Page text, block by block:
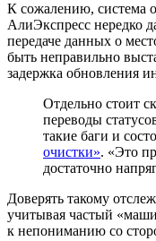
К сожалению, система
АлиЭкспресс нередко
передаче данных о
быть неправильно
задержка обновления
Отдельно стоит
переводы
такие баги и
очистки». «Это
достаточно
Доверять такому
учитывая частый
к непониманию со